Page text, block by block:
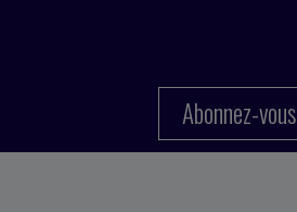
Abonnez-vous